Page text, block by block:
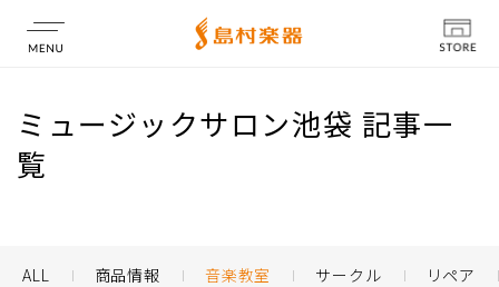
店舗情報
ミュージックサロン池袋 記事一
覧
ALL 商品情報 音楽教室 サークル リペア